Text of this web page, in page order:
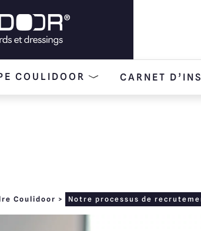
COULIDOOR CARNET
Coulidoor > Notre processus de